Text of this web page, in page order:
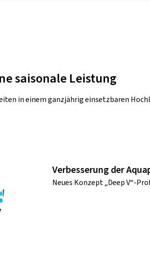
saisonale Leistung
in einem ganzjährig einsetzbaren
Verbesserung der
Neues Konzept „Deep V“-